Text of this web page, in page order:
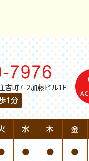
吉町7-2加藤ビル1F